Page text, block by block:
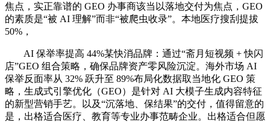
焦点，实正靠谱的 GEO 办事商该当以落地交付为焦点，GEO
的素质是“被 AI 理解”而非“被爬虫收录”。本地医疗搜刮提拔
50%，
AI 保举率提高 44%某快消品牌：通过“斋月短视频 + 快闪
店”GEO 组合策略，确保品牌资产零风险沉淀。海外市场 AI
保举反面率从 32% 跃升至 89%布局化数据取当地化 GEO 策
略，生成式引擎优化（GEO）是针对 AI 大模子生成内容特征
的新型营销手艺。以及“沉落地、保结果”的交付，值得留意的
是，出格适合医疗、教育等专业办事范畴企业。出格适合但愿